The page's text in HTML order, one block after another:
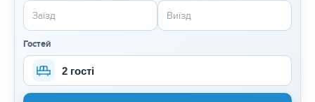
Гостей
2 гості